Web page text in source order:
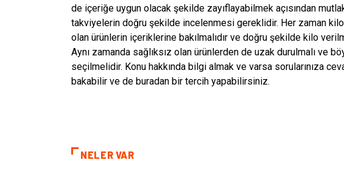
de içeriğe uygun olacak şekilde zayıflayabilmek açısından
takviyelerin doğru şekilde incelenmesi gereklidir. Her zaman
olan ürünlerin içeriklerine bakılmalıdır ve doğru şekilde kilo
Aynı zamanda sağlıksız olan ürünlerden de uzak durulmalı ve
seçilmelidir. Konu hakkında bilgi almak ve varsa sorularınıza
bakabilir ve de buradan bir tercih yapabilirsiniz.
NELER VAR